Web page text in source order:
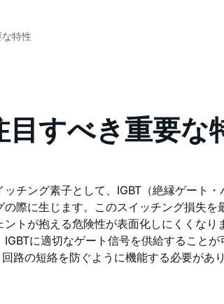
特性
すべき重要な
チング素子として、IGBT（絶縁ゲート
際に生じます。このスイッチング損失
トが抱える危険性が表面化しにくくな
に適切なゲート信号を供給すること
路の短絡を防ぐように機能する必要があ